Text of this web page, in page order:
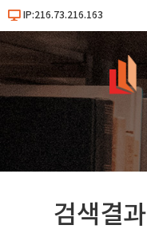
IP:216.73.216.163
검색결과